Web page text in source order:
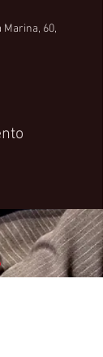
Marina, 60,